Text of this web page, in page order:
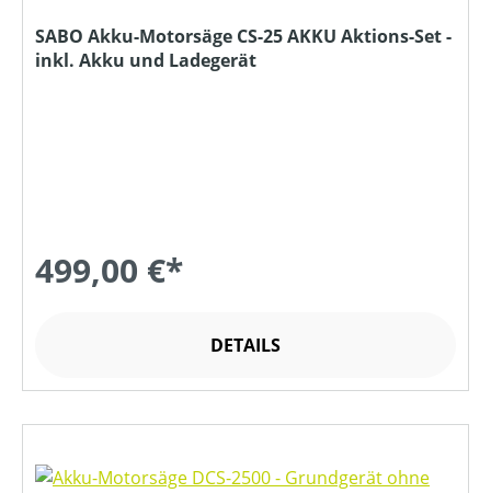
SABO Akku-Motorsäge CS-25 AKKU Aktions-Set -
inkl. Akku und Ladegerät
499,00 €*
DETAILS